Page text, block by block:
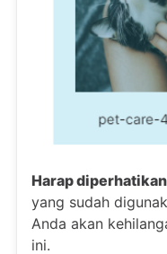
Harap
yang sudah
Anda akan
ini.